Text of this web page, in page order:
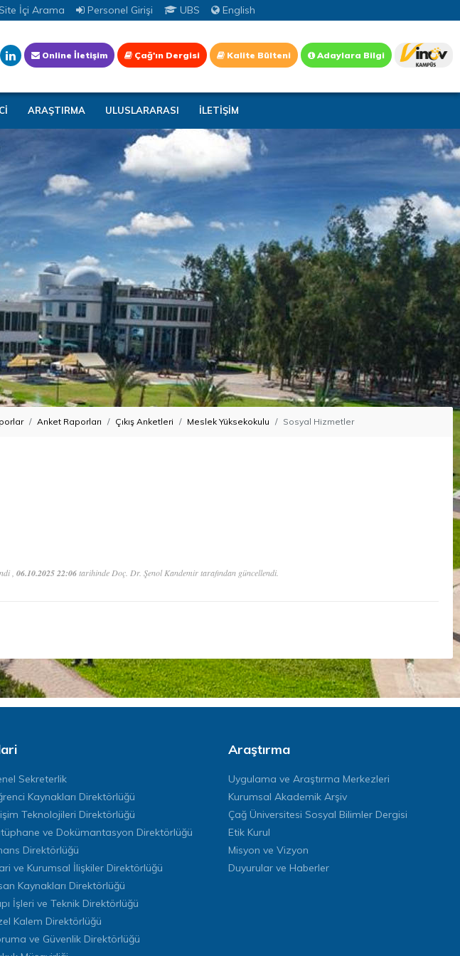
İçi Arama Personel Girişi UBS English
Online İletişim Çağ'ın Dergisi Kalite Bülteni Adaylara Bilgi
ARAŞTIRMA ULUSLARARASI İLETİŞİM
Anket Raporları Çıkış Anketleri Meslek Yüksekokulu Sosyal Hizmetler
, 06.10.2025 22:06tarihinde Doç. Dr. Şenol Kandemir tarafından güncellendi.
Sekreterlik
Kaynakları Direktörlüğü
Teknolojileri Direktörlüğü
ve Dokümantasyon Direktörlüğü
Direktörlüğü
ve Kurumsal İlişkiler Direktörlüğü
Kaynakları Direktörlüğü
İşleri ve Teknik Direktörlüğü
Kalem Direktörlüğü
ve Güvenlik Direktörlüğü
Araştırma
Uygulama ve Araştırma Merkezleri
Kurumsal Akademik Arşiv
Çağ Üniversitesi Sosyal Bilimler Dergisi
Etik Kurul
Misyon ve Vizyon
Duyurular ve Haberler